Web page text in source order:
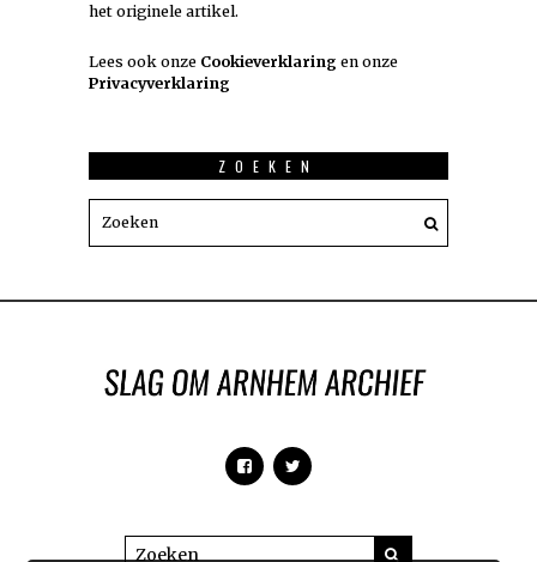
het originele artikel.
Lees ook onze Cookieverklaring en onze
Privacyverklaring
ZOEKEN